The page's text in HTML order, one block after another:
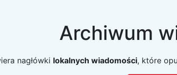
Archiwum
nagłówki lokalnych wiadomości, które